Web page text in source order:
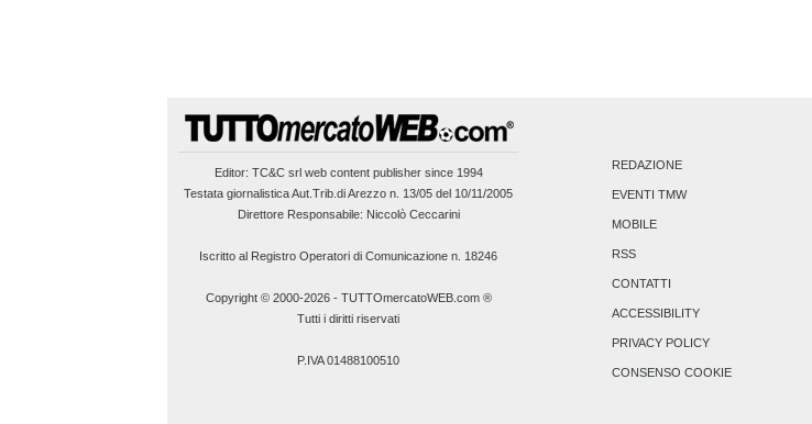
Editor: TC&C srlweb content publisher since 1994
Testata giornalistica Aut.Trib.di Arezzo n. 13/05 del 10/11/2005
Direttore Responsabile: Niccolò Ceccarini
Iscritto al Registro Operatori di Comunicazione n. 18246
Copyright © 2000-2026- TUTTOmercatoWEB.com ®
Tutti i diritti riservati
P.IVA 01488100510
REDAZIONE
EVENTI TMW
MOBILE
RSS
CONTATTI
ACCESSIBILITY
PRIVACY POLICY
CONSENSO COOKIE